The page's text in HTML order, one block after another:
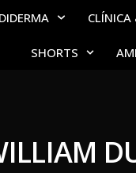
CLÍNICA
SHORTS